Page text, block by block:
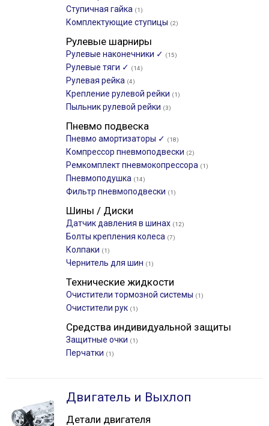
Ступичная гайка (1)
Комплектующие ступицы (2)
Рулевые шарниры
Рулевые наконечники ✓ (15)
Рулевые тяги ✓ (14)
Рулевая рейка (4)
Крепление рулевой рейки (1)
Пыльник рулевой рейки (3)
Пневмо подвеска
Пневмо амортизаторы ✓ (18)
Компрессор пневмоподвески (2)
Ремкомплект пневмокопрессора (1)
Пневмоподушка (14)
Фильтр пневмоподвески (1)
Шины / Диски
Датчик давления в шинах (12)
Болты крепления колеса (7)
Колпаки (1)
Чернитель для шин (1)
Технические жидкости
Очистители тормозной системы (1)
Очистители рук (1)
Средства индивидуальной защиты
Защитные очки (1)
Перчатки (1)
Двигатель и Выхлоп
Детали двигателя